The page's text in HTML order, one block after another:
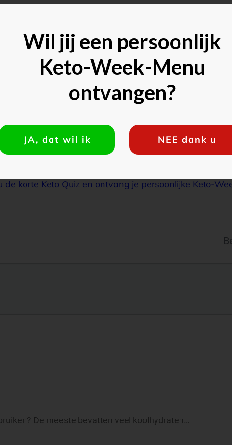
en laat in de comments even weten wat je ervan
de korte Keto Quiz en ontvang je persoonlijke Keto-
De meeste bevatten veel koolhydraten…
Wil jij een persoonlijk
Keto-Week-Menu
ontvangen?
JA, dat wil ik NEE dank u